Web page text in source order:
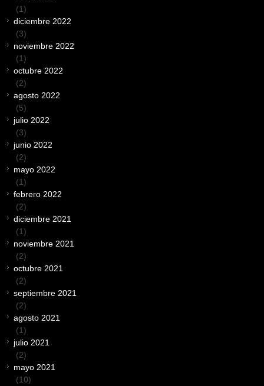
(1)
diciembre 2022
(3)
noviembre 2022
(1)
octubre 2022
(2)
agosto 2022
(5)
julio 2022
(3)
junio 2022
(2)
mayo 2022
(1)
febrero 2022
(2)
diciembre 2021
(1)
noviembre 2021
(2)
octubre 2021
(2)
septiembre 2021
(2)
agosto 2021
(1)
julio 2021
(2)
mayo 2021
(10)